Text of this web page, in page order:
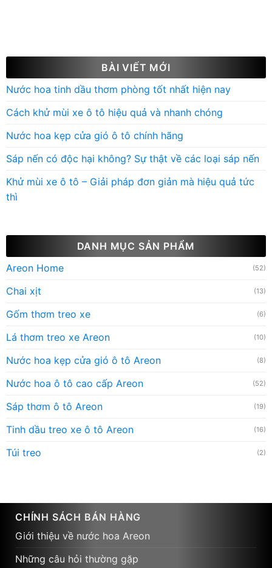
BÀI VIẾT MỚI
Nước hoa tinh dầu thơm phòng tốt nhất hiện nay
Cách khử mùi xe ô tô hiệu quả và nhanh chóng
Nước hoa kẹp cửa gió ô tô chính hãng
Sáp nến có độc hại không? Sự thật về các loại sáp nến
Khử mùi xe ô tô – Giải pháp đơn giản mà hiệu quả tức
thì
DANH MỤC SẢN PHẨM
Areon Home
(52)
Chai xịt (13)
Gốm thơm treo xe (6)
Lá thơm treo xe Areon (10)
Nước hoa kẹp cửa gió ô tô Areon (8)
Nước hoa ô tô cao cấp Areon (52)
Sáp thơm ô tô Areon (19)
Tinh dầu treo xe ô tô Areon (16)
Túi treo (2)
CHÍNH SÁCH BÁN HÀNG
Giới thiệu về nước hoa Areon
Những câu hỏi thường gặp